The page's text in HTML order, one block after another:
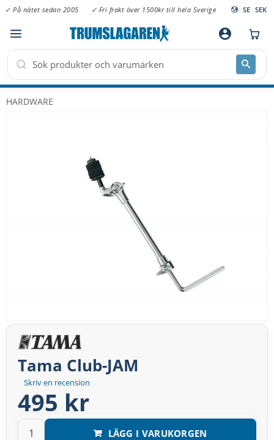
Meny
✓ På nätet sedan 2005 ✓ Fri frakt över 1500kr till hela Sverige SE SEK
account_circle
HARDWARE
Skriv en recension
Tama Club-JAM
495 kr
LÄGG I VARUKORGEN